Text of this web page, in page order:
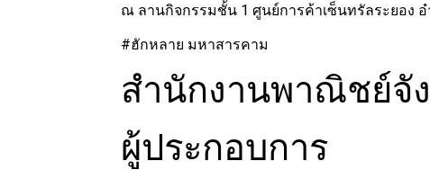
ณ ลานกิจกรรมชั้น 1 ศูนย์การค้าเซ็นทรัลระยอง อ
#ฮักหลาย มหาสารคาม
สำนักงานพาณิชย์จั
ผู้ประกอบการ